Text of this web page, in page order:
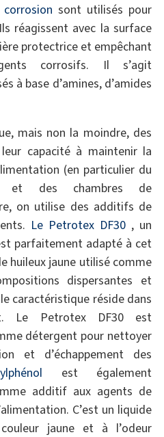
sont utilisés pour
réagissent avec la surface
protectrice et empêchant
corrosifs. Il s’agit
à base d’amines, d’amides
mais non la moindre, des
capacité à maintenir la
(en particulier du
et des chambres de
on utilise des additifs de
Le Petrotex DF30 , un
parfaitement adapté à cet
huileux jaune utilisé comme
dispersantes et
caractéristique réside dans
Le Petrotex DF30 est
détergent pour nettoyer
et d’échappement des
est également
additif aux agents de
C’est un liquide
jaune et à l’odeur